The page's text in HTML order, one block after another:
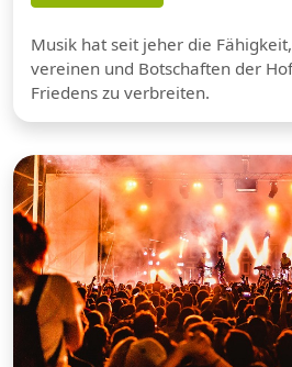
Musik hat seit jeher die
vereinen und Botschaften der
Friedens zu verbreiten.